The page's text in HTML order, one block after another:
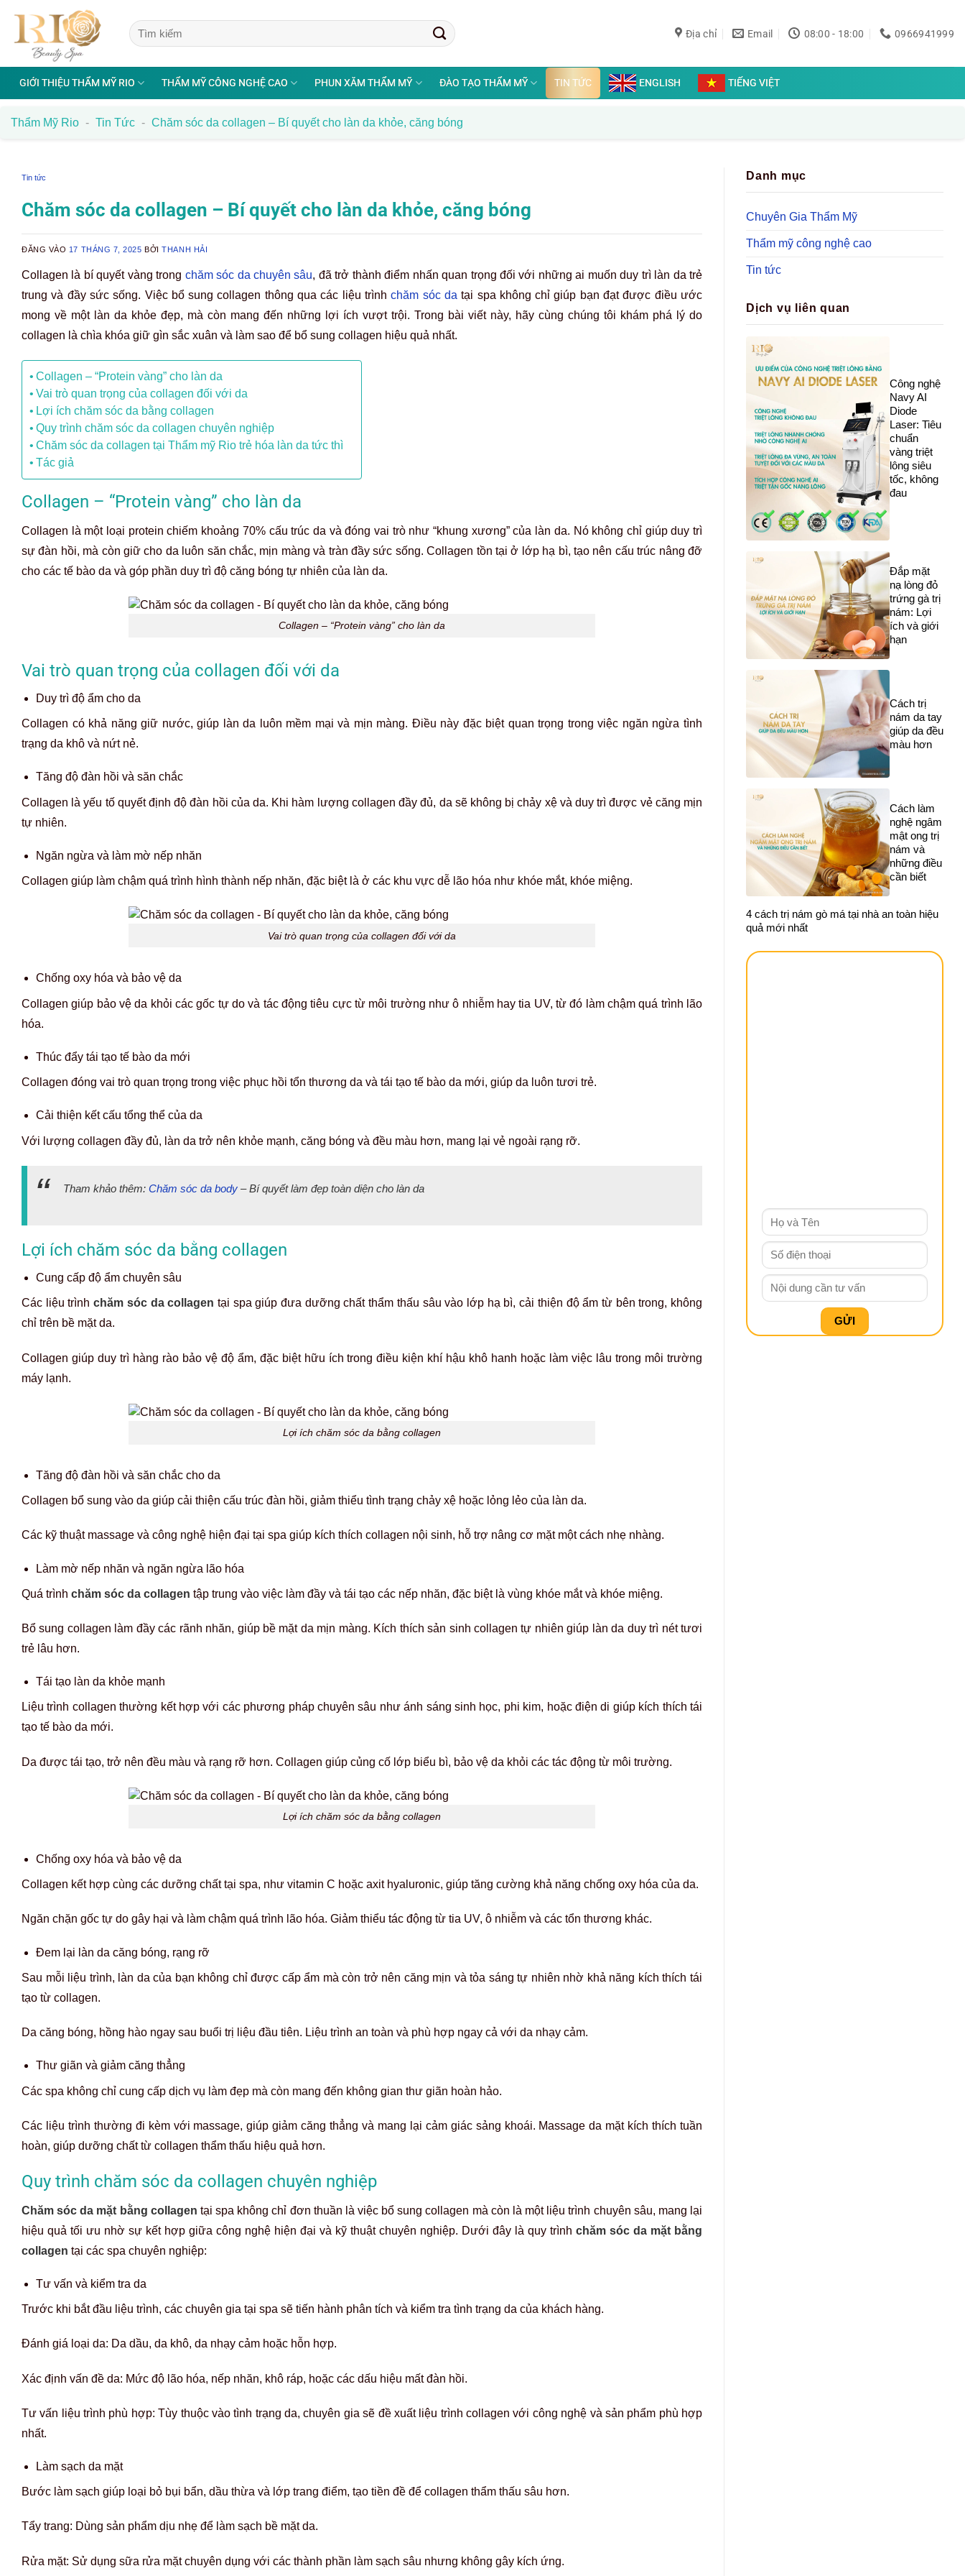
nội
Địa chỉ Email 08:00 - 18:00 0966941999
GIỚI THIỆU THẨM MỸ RIO THẨM MỸ CÔNG NGHỆ CAO PHUN XĂM THẨM MỸ ĐÀO TẠO THẨM MỸ TIN TỨC ENGLISH TIẾNG VIỆT
Thẩm Mỹ Rio - Tin Tức - Chăm sóc da collagen – Bí quyết cho làn da khỏe, căng bóng
Tin tức
Chăm sóc da collagen – Bí quyết cho làn da khỏe, căng bóng
ĐĂNG VÀO 17 THÁNG 7, 2025 BỞITHANH HẢI
Collagen là bí quyết vàng trong chăm sóc da chuyên sâu, đã trở thành điểm nhấn quan trọng đối với những ai muốn duy trì làn da trẻ
trung và đầy sức sống. Việc bổ sung collagen thông qua các liệu trìnhchăm sóc da tại spa không chỉ giúp bạn đạt được điều ước
mong về một làn da khỏe đẹp, mà còn mang đến những lợi ích vượt trội. Trong bài viết này, hãy cùng chúng tôi khám phá lý do
collagen là chìa khóa giữ gìn sắc xuân và làm sao để bổ sung collagen hiệu quả nhất.
Collagen – “Protein vàng” cho làn da
Vai trò quan trọng của collagen đối với da
Lợi ích chăm sóc da bằng collagen
Quy trình chăm sóc da collagen chuyên nghiệp
Chăm sóc da collagen tại Thẩm mỹ Rio trẻ hóa làn da tức thì
Tác giả
Collagen – “Protein vàng” cho làn da
Collagen là một loại protein chiếm khoảng 70% cấu trúc da và đóng vai trò như “khung xương” của làn da. Nó không chỉ giúp duy trì
sự đàn hồi, mà còn giữ cho da luôn săn chắc, mịn màng và tràn đầy sức sống. Collagen tồn tại ở lớp hạ bì, tạo nên cấu trúc nâng đỡ
cho các tế bào da và góp phần duy trì độ căng bóng tự nhiên của làn da.
Collagen – “Protein vàng” cho làn da
Vai trò quan trọng của collagen đối với da
Duy trì độ ẩm cho da
Collagen có khả năng giữ nước, giúp làn da luôn mềm mại và mịn màng. Điều này đặc biệt quan trọng trong việc ngăn ngừa tình
trạng da khô và nứt nẻ.
Tăng độ đàn hồi và săn chắc
Collagen là yếu tố quyết định độ đàn hồi của da. Khi hàm lượng collagen đầy đủ, da sẽ không bị chảy xệ và duy trì được vẻ căng mịn
tự nhiên.
Ngăn ngừa và làm mờ nếp nhăn
Collagen giúp làm chậm quá trình hình thành nếp nhăn, đặc biệt là ở các khu vực dễ lão hóa như khóe mắt, khóe miệng.
Vai trò quan trọng của collagen đối với da
Chống oxy hóa và bảo vệ da
Collagen giúp bảo vệ da khỏi các gốc tự do và tác động tiêu cực từ môi trường như ô nhiễm hay tia UV, từ đó làm chậm quá trình lão
hóa.
Thúc đẩy tái tạo tế bào da mới
Collagen đóng vai trò quan trọng trong việc phục hồi tổn thương da và tái tạo tế bào da mới, giúp da luôn tươi trẻ.
Cải thiện kết cấu tổng thể của da
Với lượng collagen đầy đủ, làn da trở nên khỏe mạnh, căng bóng và đều màu hơn, mang lại vẻ ngoài rạng rỡ.
Tham khảo thêm: Chăm sóc da body – Bí quyết làm đẹp toàn diện cho làn da
Lợi ích chăm sóc da bằng collagen
Cung cấp độ ẩm chuyên sâu
Các liệu trìnhchăm sóc da collagen tại spa giúp đưa dưỡng chất thẩm thấu sâu vào lớp hạ bì, cải thiện độ ẩm từ bên trong, không
chỉ trên bề mặt da.
Collagen giúp duy trì hàng rào bảo vệ độ ẩm, đặc biệt hữu ích trong điều kiện khí hậu khô hanh hoặc làm việc lâu trong môi trường
máy lạnh.
Lợi ích chăm sóc da bằng collagen
Tăng độ đàn hồi và săn chắc cho da
Collagen bổ sung vào da giúp cải thiện cấu trúc đàn hồi, giảm thiểu tình trạng chảy xệ hoặc lỏng lẻo của làn da.
Các kỹ thuật massage và công nghệ hiện đại tại spa giúp kích thích collagen nội sinh, hỗ trợ nâng cơ mặt một cách nhẹ nhàng.
Làm mờ nếp nhăn và ngăn ngừa lão hóa
Quá trình chăm sóc da collagen tập trung vào việc làm đầy và tái tạo các nếp nhăn, đặc biệt là vùng khóe mắt và khóe miệng.
Bổ sung collagen làm đầy các rãnh nhăn, giúp bề mặt da mịn màng. Kích thích sản sinh collagen tự nhiên giúp làn da duy trì nét tươi
trẻ lâu hơn.
Tái tạo làn da khỏe mạnh
Liệu trình collagen thường kết hợp với các phương pháp chuyên sâu như ánh sáng sinh học, phi kim, hoặc điện di giúp kích thích tái
tạo tế bào da mới.
Da được tái tạo, trở nên đều màu và rạng rỡ hơn. Collagen giúp củng cố lớp biểu bì, bảo vệ da khỏi các tác động từ môi trường.
Lợi ích chăm sóc da bằng collagen
Chống oxy hóa và bảo vệ da
Collagen kết hợp cùng các dưỡng chất tại spa, như vitamin C hoặc axit hyaluronic, giúp tăng cường khả năng chống oxy hóa của da.
Ngăn chặn gốc tự do gây hại và làm chậm quá trình lão hóa. Giảm thiểu tác động từ tia UV, ô nhiễm và các tổn thương khác.
Đem lại làn da căng bóng, rạng rỡ
Sau mỗi liệu trình, làn da của bạn không chỉ được cấp ẩm mà còn trở nên căng mịn và tỏa sáng tự nhiên nhờ khả năng kích thích tái
tạo từ collagen.
Da căng bóng, hồng hào ngay sau buổi trị liệu đầu tiên. Liệu trình an toàn và phù hợp ngay cả với da nhạy cảm.
Thư giãn và giảm căng thẳng
Các spa không chỉ cung cấp dịch vụ làm đẹp mà còn mang đến không gian thư giãn hoàn hảo.
Các liệu trình thường đi kèm với massage, giúp giảm căng thẳng và mang lại cảm giác sảng khoái. Massage da mặt kích thích tuần
hoàn, giúp dưỡng chất từ collagen thẩm thấu hiệu quả hơn.
Quy trình chăm sóc da collagen chuyên nghiệp
Chăm sóc da mặt bằng collagen tại spa không chỉ đơn thuần là việc bổ sung collagen mà còn là một liệu trình chuyên sâu, mang lại
hiệu quả tối ưu nhờ sự kết hợp giữa công nghệ hiện đại và kỹ thuật chuyên nghiệp. Dưới đây là quy trình chăm sóc da mặt bằng
collagen tại các spa chuyên nghiệp:
Tư vấn và kiểm tra da
Trước khi bắt đầu liệu trình, các chuyên gia tại spa sẽ tiến hành phân tích và kiểm tra tình trạng da của khách hàng.
Đánh giá loại da: Da dầu, da khô, da nhạy cảm hoặc hỗn hợp.
Xác định vấn đề da: Mức độ lão hóa, nếp nhăn, khô ráp, hoặc các dấu hiệu mất đàn hồi.
Tư vấn liệu trình phù hợp: Tùy thuộc vào tình trạng da, chuyên gia sẽ đề xuất liệu trình collagen với công nghệ và sản phẩm phù hợp
nhất.
Làm sạch da mặt
Bước làm sạch giúp loại bỏ bụi bẩn, dầu thừa và lớp trang điểm, tạo tiền đề để collagen thẩm thấu sâu hơn.
Tẩy trang: Dùng sản phẩm dịu nhẹ để làm sạch bề mặt da.
Rửa mặt: Sử dụng sữa rửa mặt chuyên dụng với các thành phần làm sạch sâu nhưng không gây kích ứng.
Danh mục
Chuyên Gia Thẩm Mỹ
Thẩm mỹ công nghệ cao
Tin tức
Dịch vụ liên quan
Công nghệ
Navy AI
Diode
Laser: Tiêu
chuẩn
vàng triệt
lông siêu
tốc, không
đau
Đắp mặt
nạ lòng đỏ
trứng gà trị
nám: Lợi
ích và giới
hạn
Cách trị
nám da tay
giúp da đều
màu hơn
Cách làm
nghệ ngâm
mật ong trị
nám và
những điều
cần biết
4 cách trị nám gò má tại nhà an toàn hiệu
quả mới nhất